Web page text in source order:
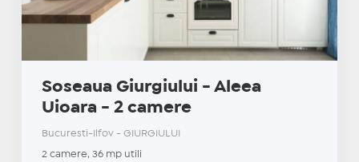
Soseaua Giurgiului - Aleea
Uioara - 2 camere
Bucuresti-Ilfov - GIURGIULUI
2 camere, 36 mp utili